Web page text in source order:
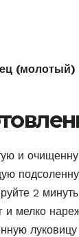
(молотый)
и
2
и мелко
луковицу